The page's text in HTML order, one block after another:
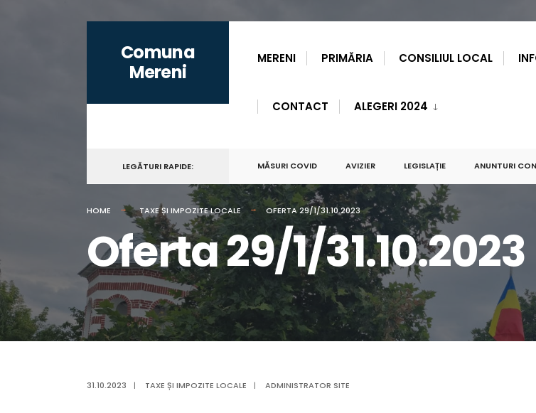
content
Comuna
Mereni
MERENI PRIMĂRIA CONSILIUL LOCAL
CONTACT ALEGERI 2024
LEGĂTURI RAPIDE: MĂSURI COVID AVIZIER LEGISLAȚIE ANUNTURI
HOME TAXE ȘI IMPOZITE LOCALE OFERTA 29/1/31.10.2023
Oferta 29/1/31.10.2023
31.10.2023 | TAXE ȘI IMPOZITE LOCALE | ADMINISTRATOR SITE